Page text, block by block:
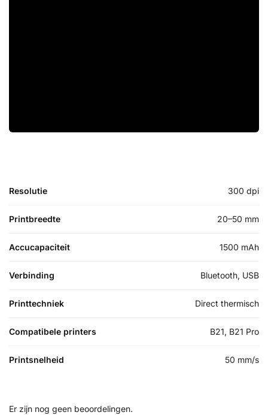
Resolutie 300 dpi
Printbreedte 20–50 mm
Accucapaciteit 1500 mAh
Verbinding Bluetooth, USB
Printtechniek Direct thermisch
Compatibele printers B21, B21 Pro
Printsnelheid 50 mm/s
Er zijn nog geen beoordelingen.